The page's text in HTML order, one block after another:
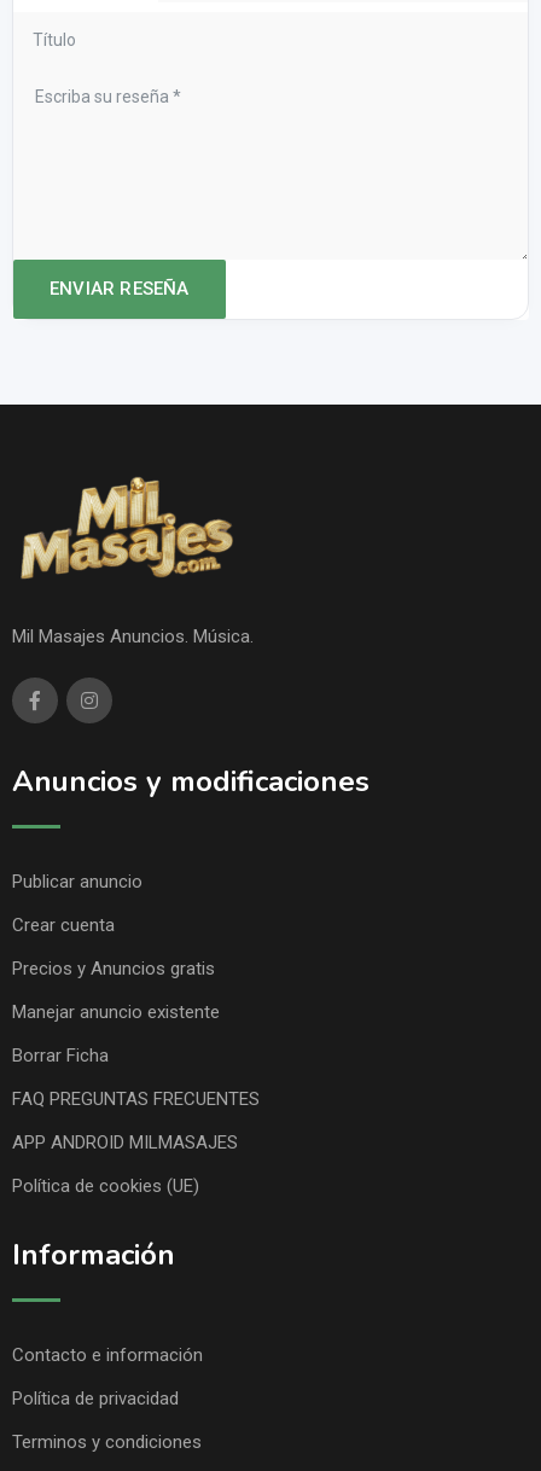
Mil Masajes Anuncios. Música.
Anuncios y modificaciones
Publicar anuncio
Crear cuenta
Precios y Anuncios gratis
Manejar anuncio existente
Borrar Ficha
FAQ PREGUNTAS FRECUENTES
APP ANDROID MILMASAJES
Política de cookies (UE)
Información
Contacto e información
Política de privacidad
Terminos y condiciones